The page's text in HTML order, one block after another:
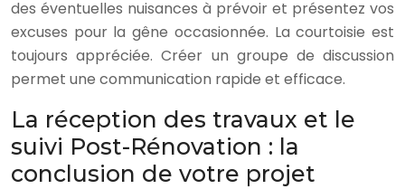
des éventuelles nuisances à prévoir et présentez vos
excuses pour la gêne occasionnée. La courtoisie est
toujours appréciée. Créer un groupe de discussion
permet une communication rapide et efficace.
La réception des travaux et le
suivi Post-Rénovation : la
conclusion de votre projet